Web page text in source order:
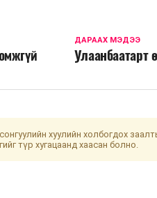
ДАРААХ МЭДЭЭ
Улаанбаатарт
хуулийн холбогдох
түр хугацаанд хаасан болно.